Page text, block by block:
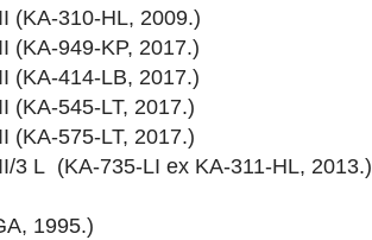
(KA-310-HL, 2009.)
(KA-949-KP, 2017.)
(KA-414-LB, 2017.)
(KA-545-LT, 2017.)
(KA-575-LT, 2017.)
3 L (KA-735-LI ex KA-311-HL, 2013.)
1995.)